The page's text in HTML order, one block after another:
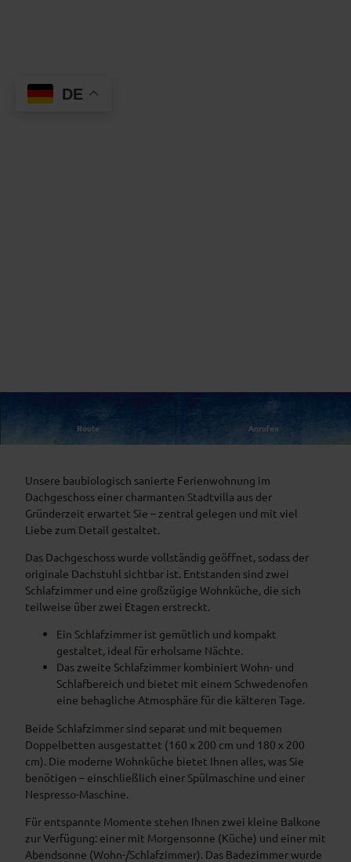
Route Anrufen
Ferienwohnung im Herzen von Murnau
Unsere baubiologisch sanierte Ferienwohnung im
Dachgeschoss einer charmanten Stadtvilla aus der
Gründerzeit erwartet Sie – zentral gelegen und mit viel
Liebe zum Detail gestaltet.
Das Dachgeschoss wurde vollständig geöffnet, sodass der
originale Dachstuhl sichtbar ist. Entstanden sind zwei
Schlafzimmer und eine großzügige Wohnküche, die sich
teilweise über zwei Etagen erstreckt.
Ein Schlafzimmer ist gemütlich und kompakt
gestaltet, ideal für erholsame Nächte.
Das zweite Schlafzimmer kombiniert Wohn- und
Schlafbereich und bietet mit einem Schwedenofen
eine behagliche Atmosphäre für die kälteren Tage.
Beide Schlafzimmer sind separat und mit bequemen
Doppelbetten ausgestattet (160 x 200 cm und 180 x 200
cm). Die moderne Wohnküche bietet Ihnen alles, was Sie
benötigen – einschließlich einer Spülmaschine und einer
Nespresso-Maschine.
Für entspannte Momente stehen Ihnen zwei kleine Balkone
zur Verfügung: einer mit Morgensonne (Küche) und einer mit
Abendsonne (Wohn-/Schlafzimmer). Das Badezimmer wurde
DE